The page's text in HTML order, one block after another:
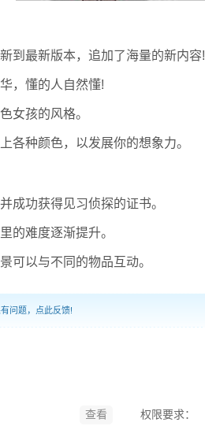
到最新版本，追加了海量的新内容!
，懂的人自然懂!
女孩的风格。
各种颜色，以发展你的想象力。
成功获得见习侦探的证书。
的难度逐渐提升。
可以与不同的物品互动。
问题，点此反馈!
查看 权限要求：